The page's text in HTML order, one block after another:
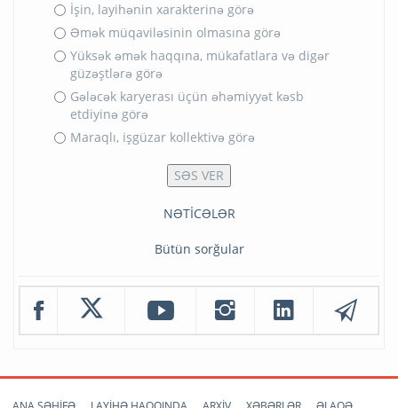
İşin, layihənin xarakterinə görə
Əmək müqaviləsinin olmasına görə
Yüksək əmək haqqına, mükafatlara və digər
güzəştlərə görə
Gələcək karyerası üçün əhəmiyyət kəsb
etdiyinə görə
Maraqlı, işgüzar kollektivə görə
NƏTİCƏLƏR
Bütün sorğular